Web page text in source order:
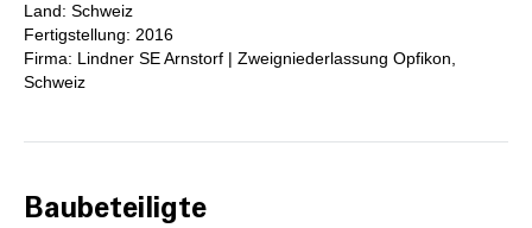
Land: Schweiz
Fertigstellung: 2016
Firma: Lindner SE Arnstorf | Zweigniederlassung Opfikon,
Schweiz
Baubeteiligte